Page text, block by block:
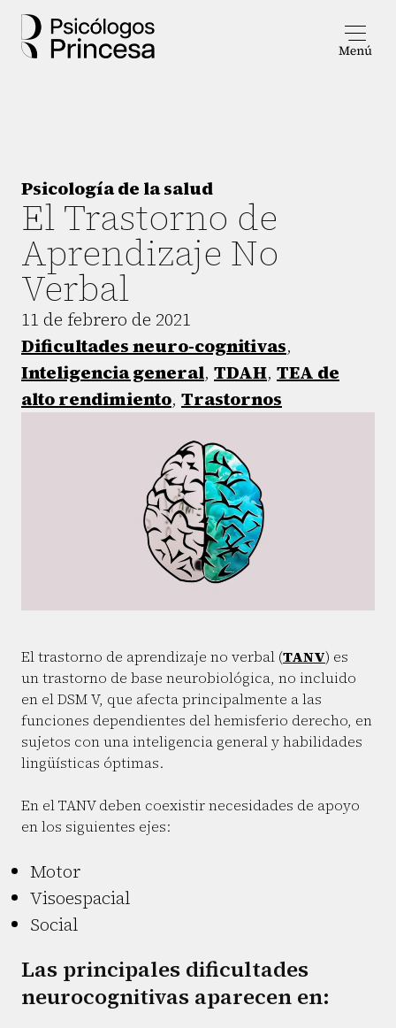
Psicología de la salud
El Trastorno de
Aprendizaje No
Verbal
11 de febrero de 2021
Dificultades neuro-cognitivas,
Inteligencia general, TDAH, TEA de
alto rendimiento, Trastornos
El trastorno de aprendizaje no verbal (TANV) es
un trastorno de base neurobiológica, no incluido
en el DSM V, que afecta principalmente a las
funciones dependientes del hemisferio derecho, en
sujetos con una inteligencia general y habilidades
lingüísticas óptimas.
En el TANV deben coexistir necesidades de apoyo
en los siguientes ejes:
Motor
Visoespacial
Social
Las principales dificultades
neurocognitivas aparecen en: